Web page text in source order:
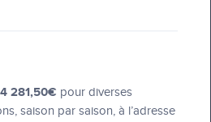
281,50€ pour diverses
saison par saison, à l’adresse